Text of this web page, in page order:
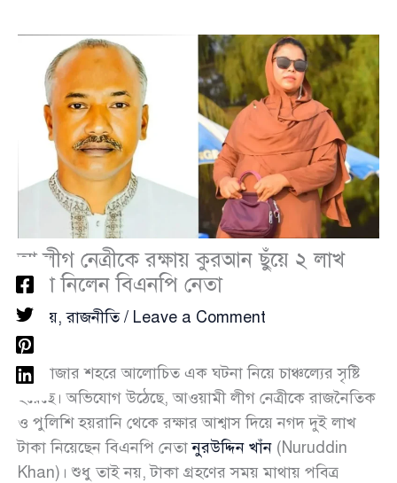
আ.লীগ নেত্রীকে রক্ষায় কুরআন ছুঁয়ে ২ লাখ
টাকা নিলেন বিএনপি নেতা
জাতীয়,রাজনীতি/ Leave a Comment
কক্সবাজার শহরে আলোচিত এক ঘটনা নিয়ে চাঞ্চল্যের সৃষ্টি
হয়েছে। অভিযোগ উঠেছে, আওয়ামী লীগ নেত্রীকে রাজনৈতিক
ও পুলিশি হয়রানি থেকে রক্ষার আশ্বাস দিয়ে নগদ দুই লাখ
টাকা নিয়েছেন বিএনপি নেতানুরউদ্দিন খাঁন (Nuruddin
Khan)। শুধু তাই নয়, টাকা গ্রহণের সময় মাথায় পবিত্র